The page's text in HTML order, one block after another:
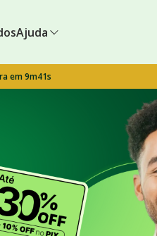
Ajuda
em 9m40s